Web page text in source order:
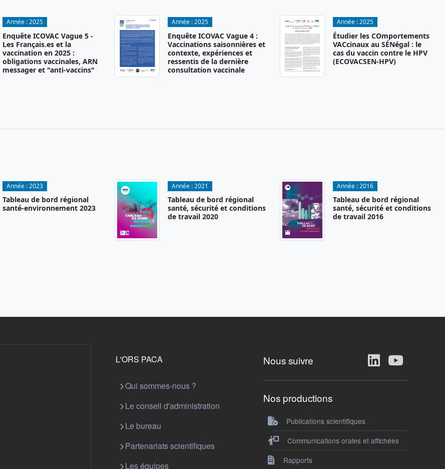
Année :2025
Enquête ICOVAC Vague 5 -
Les Français.es et la
vaccination en 2025 :
obligations vaccinales, ARN
messager et "anti-vaccins"
Année :2025
Enquête ICOVAC Vague 4 :
Vaccinations saisonnières et
contexte, expériences et
ressentis de la dernière
consultation vaccinale
Année :2025
Étudier les COmportements
VACcinaux au SÉNégal : le
cas du vaccin contre le HPV
(ECOVACSEN-HPV)
Année :2023
Tableau de bord régional
santé-environnement 2023
Année :2021
Tableau de bord régional
santé, sécurité et conditions
de travail 2020
Année :2016
Tableau de bord régional
santé, sécurité et conditions
de travail 2016
L'ORS PACA
Qui sommes-nous ?
Le conseil d'administration
Le bureau
Partenariats scientifiques
Les équipes
Nous suivre
Nos productions
Publications scientifiques
Communications orales et affichées
Rapports